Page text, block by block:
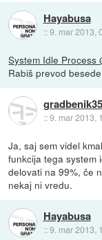
Hayabusa
::9. mar 2013,
System Idle Process
Rabiš prevod
gradbenik35
::9. mar 2013,
Ja, saj sem videl
funkcija tega system
delovati na 99%, če
nekaj ni vredu.
Hayabusa
::9. mar 2013,